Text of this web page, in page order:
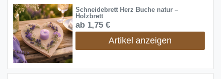
Schneidebrett Herz Buche natur –
Holzbrett
ab 1,75 €
Artikel anzeigen